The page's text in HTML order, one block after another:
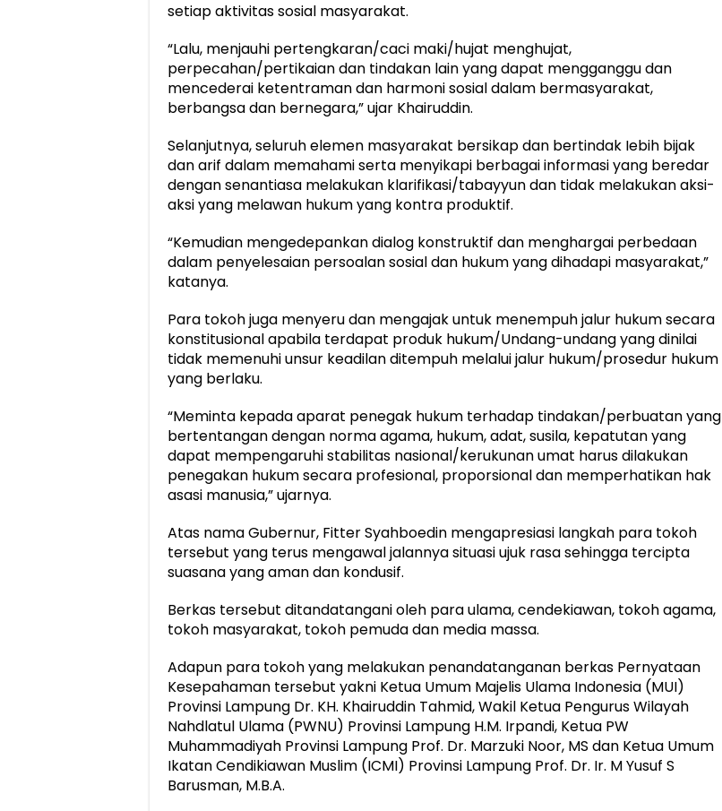
setiap aktivitas sosial masyarakat.
“Lalu, menjauhi pertengkaran/caci maki/hujat menghujat,
perpecahan/pertikaian dan tindakan lain yang dapat mengganggu dan
mencederai ketentraman dan harmoni sosial dalam bermasyarakat,
berbangsa dan bernegara,” ujar Khairuddin.
Selanjutnya, seluruh elemen masyarakat bersikap dan bertindak Iebih bijak
dan arif dalam memahami serta menyikapi berbagai informasi yang beredar
dengan senantiasa melakukan klarifikasi/tabayyun dan tidak melakukan aksi-
aksi yang melawan hukum yang kontra produktif.
“Kemudian mengedepankan dialog konstruktif dan menghargai perbedaan
dalam penyelesaian persoalan sosial dan hukum yang dihadapi masyarakat,”
katanya.
Para tokoh juga menyeru dan mengajak untuk menempuh jalur hukum secara
konstitusional apabila terdapat produk hukum/Undang-undang yang dinilai
tidak memenuhi unsur keadilan ditempuh melalui jalur hukum/prosedur hukum
yang berlaku.
“Meminta kepada aparat penegak hukum terhadap tindakan/perbuatan yang
bertentangan dengan norma agama, hukum, adat, susila, kepatutan yang
dapat mempengaruhi stabilitas nasional/kerukunan umat harus dilakukan
penegakan hukum secara profesional, proporsional dan memperhatikan hak
asasi manusia,” ujarnya.
Atas nama Gubernur, Fitter Syahboedin mengapresiasi langkah para tokoh
tersebut yang terus mengawal jalannya situasi ujuk rasa sehingga tercipta
suasana yang aman dan kondusif.
Berkas tersebut ditandatangani oleh para ulama, cendekiawan, tokoh agama,
tokoh masyarakat, tokoh pemuda dan media massa.
Adapun para tokoh yang melakukan penandatanganan berkas Pernyataan
Kesepahaman tersebut yakni Ketua Umum Majelis Ulama Indonesia (MUI)
Provinsi Lampung Dr. KH. Khairuddin Tahmid, Wakil Ketua Pengurus Wilayah
Nahdlatul Ulama (PWNU) Provinsi Lampung H.M. Irpandi, Ketua PW
Muhammadiyah Provinsi Lampung Prof. Dr. Marzuki Noor, MS dan Ketua Umum
Ikatan Cendikiawan Muslim (ICMI) Provinsi Lampung Prof. Dr. Ir. M Yusuf S
Barusman, M.B.A.